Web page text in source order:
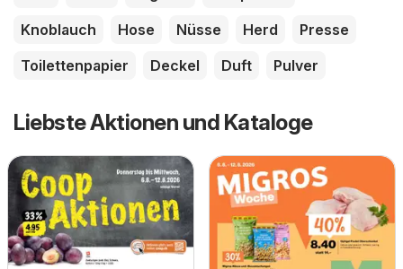
Knoblauch
Hose Nüsse Herd
Presse
Toilettenpapier
Deckel Duft Pulver
Liebste Aktionen und Kataloge